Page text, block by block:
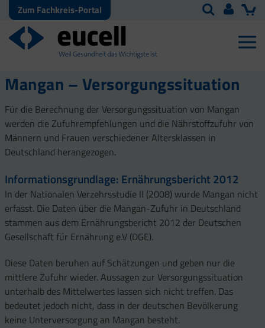
Zum Fachkreis-Portal
Mangan – Versorgungssituation
Für die Berechnung der Versorgungssituation von Mangan
werden die Zufuhrempfehlungen und die Nährstoffzufuhr von
Männern und Frauen verschiedener Altersklassen in
Deutschland herangezogen.
Informationsgrundlage: Ernährungsbericht 2012
In der Nationalen Verzehrsstudie II (2008) wurde Mangan nicht
erfasst. Die Daten über die Mangan-Zufuhr in Deutschland
stammen aus dem Ernährungsbericht 2012 der Deutschen
Gesellschaft für Ernährung e.V (DGE).
Diese Daten beruhen auf Schätzungen und geben nur die
mittlere Zufuhr wieder. Aussagen zur Versorgungssituation
unterhalb des Mittelwertes lassen sich nicht treffen. Das
bedeutet jedoch nicht, dass in der deutschen Bevölkerung
keine Unterversorgung an Mangan besteht.